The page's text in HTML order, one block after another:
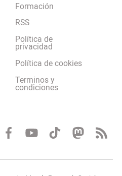
Formación
RSS
Política de
privacidad
Política de cookies
Terminos y
condiciones